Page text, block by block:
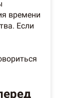
времени
Если